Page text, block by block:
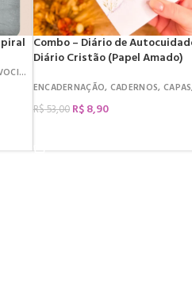
Combo – Diário de
Diário Cristão (Papel Amado)
ENCADERNAÇÃO, CADERNOS, CAPAS
R$53,00 R$8,90